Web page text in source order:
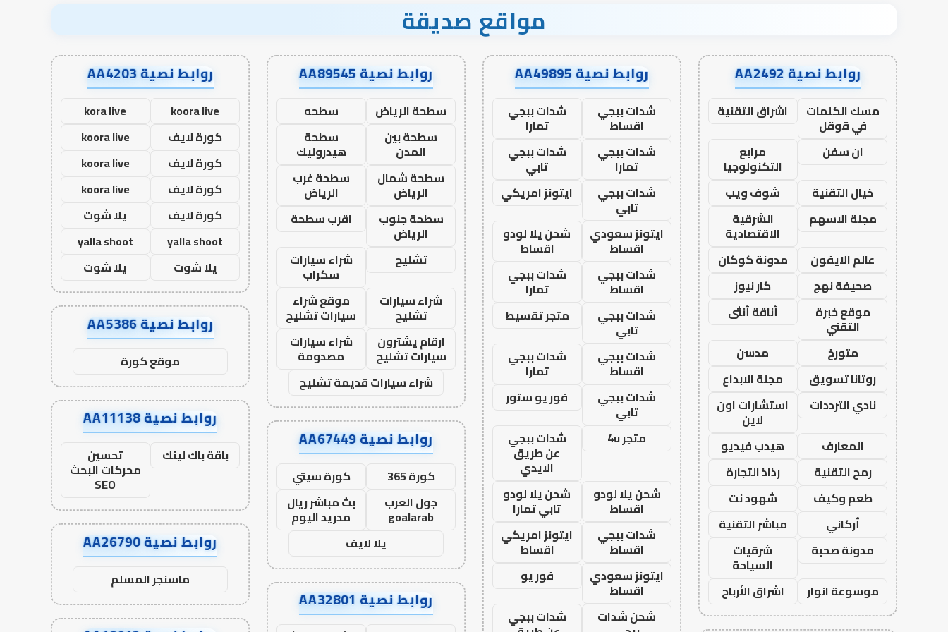
مواقع صديقة
روابط نصية AA2492
مسك الكلمات
في قوقل
اشراق التقنية
ان سفن
مرابع
التكنولوجيا
خيال التقنية
شوف ويب
مجلة الاسهم
الشرقية
الاقتصادية
عالم الايفون
مدونة كوكان
صحيفة نهج
كار نيوز
موقع خبرة
التقني
أناقة أنثى
متورخ
مدسن
روتانا تسويق
مجلة الابداع
نادي الترددات
استشارات اون
لاين
المعارف
هيدب فيديو
رمح التقنية
رذاذ التجارة
طعم وكيف
شهود نت
أركاني
مباشر التقنية
مدونة صحبة
شرقيات
السياحة
موسوعة انوار
اشراق الأرباح
روابط نصية AA49895
شدات ببجي
اقساط
شدات ببجي
تمارا
شدات ببجي
تمارا
شدات ببجي
تابي
شدات ببجي
تابي
ايتونز امريكي
ايتونز سعودي
اقساط
شحن يلا لودو
اقساط
شدات ببجي
اقساط
شدات ببجي
تمارا
شدات ببجي
تابي
متجر تقسيط
شدات ببجي
اقساط
شدات ببجي
تمارا
شدات ببجي
تابي
فور يو ستور
متجر 4u
شدات ببجي
عن طريق
الايدي
شحن يلا لودو
اقساط
شحن يلا لودو
تابي تمارا
شدات ببجي
اقساط
ايتونز امريكي
اقساط
ايتونز سعودي
اقساط
فور يو
شحن شدات
شدات ببجي
روابط نصية AA89545
سطحة الرياض
سطحه
سطحة بين
المدن
سطحة
هيدروليك
سطحة شمال
الرياض
سطحة غرب
الرياض
سطحة جنوب
الرياض
اقرب سطحة
تشليح
شراء سيارات
سكراب
شراء سيارات
تشليح
موقع شراء
سيارات تشليح
ارقام يشترون
سيارات تشليح
شراء سيارات
مصدومة
شراء سيارات قديمة تشليح
روابط نصية AA67449
كورة 365
كورة سيتي
جول العرب
goalarab
بث مباشر ريال
مدريد اليوم
يلا لايف
روابط نصية AA32801
روابط نصية AA4203
koora live
kora live
كورة لايف
koora live
كورة لايف
koora live
كورة لايف
koora live
كورة لايف
يلا شوت
yalla shoot
yalla shoot
يلا شوت
يلا شوت
روابط نصية AA5386
موقع كورة
روابط نصية AA11138
باقة باك لينك تحسين
محركات البحث
SEO
روابط نصية AA26790
ماسنجر المسلم